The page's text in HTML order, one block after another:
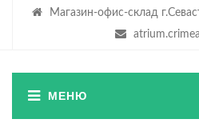
Магазин-офис-склад